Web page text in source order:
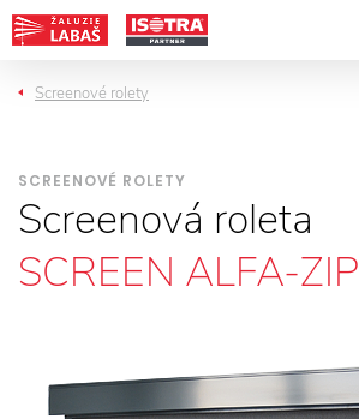
Screenové rolety
SCREENOVÉ ROLETY
Screenová roleta
SCREEN ALFA-ZIP